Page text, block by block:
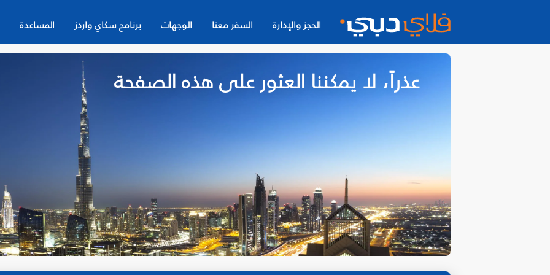
الحجز والإدارة السفر معنا الوجهات برنامج سكاي واردز المساعدة
عذراً، لا يمكننا العثور على هذه الصفحة